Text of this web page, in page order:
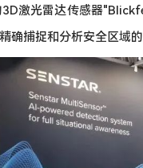
激光雷达传感器
确捕捉和分析安全区域